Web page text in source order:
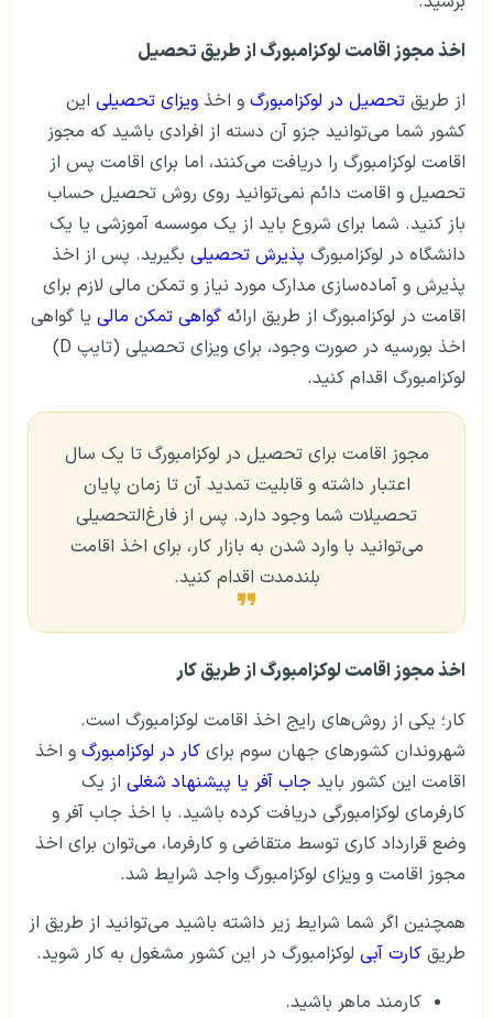
اخذ مجوز اقامت لوکزامبورگ از طریق تحصیل
از طریق تحصیل در لوکزامبورگ و اخذ ویزای تحصیلی این
کشور شما می‌توانید جزو آن دسته از افرادی باشید که مجوز
اقامت لوکزامبورگ را دریافت می‌کنند، اما برای اقامت پس از
تحصیل و اقامت دائم نمی‌توانید روی روش تحصیل حساب
باز کنید. شما برای شروع باید از یک موسسه آموزشی یا یک
دانشگاه در لوکزامبورگ پذیرش تحصیلی بگیرید. پس از اخذ
پذیرش و آماده‌سازی مدارک مورد نیاز و تمکن مالی لازم برای
اقامت در لوکزامبورگ از طریق ارائه گواهی تمکن مالی یا گواهی
اخذ بورسیه در صورت وجود، برای ویزای تحصیلی (تایپ D)
لوکزامبورگ اقدام کنید.
مجوز اقامت برای تحصیل در لوکزامبورگ تا یک سال
اعتبار داشته و قابلیت تمدید آن تا زمان پایان
تحصیلات شما وجود دارد. پس از فارغ‌التحصیلی
می‌توانید با وارد شدن به بازار کار، برای اخذ اقامت
بلندمدت اقدام کنید.
اخذ مجوز اقامت لوکزامبورگ از طریق کار
کار؛ یکی از روش‌های رایج اخذ اقامت لوکزامبورگ است.
شهروندان کشورهای جهان سوم برای کار در لوکزامبورگ و اخذ
اقامت این کشور باید جاب آفر یا پیشنهاد شغلی از یک
کارفرمای لوکزامبورگی دریافت کرده باشید. با اخذ جاب آفر و
وضع قرارداد کاری توسط متقاضی و کارفرما، می‌توان برای اخذ
مجوز اقامت و ویزای لوکزامبورگ واجد شرایط شد.
همچنین اگر شما شرایط زیر داشته باشید می‌توانید از طریق از
طریق کارت آبی لوکزامبورگ در این کشور مشغول به کار شوید.
کارمند ماهر باشید.